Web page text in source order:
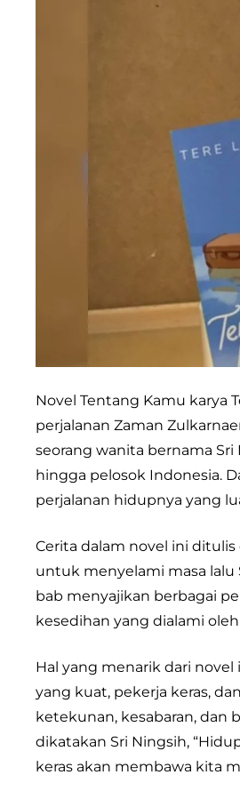
Novel Tentang Kamu karya
perjalanan Zaman
seorang wanita bernama
hingga pelosok Indonesia.
perjalanan hidupnya yang
Cerita dalam novel ini
untuk menyelami masa lalu
bab menyajikan berbagai
kesedihan yang dialami
Hal yang menarik dari
yang kuat, pekerja keras,
ketekunan, kesabaran, dan
dikatakan Sri Ningsih,
keras akan membawa kita